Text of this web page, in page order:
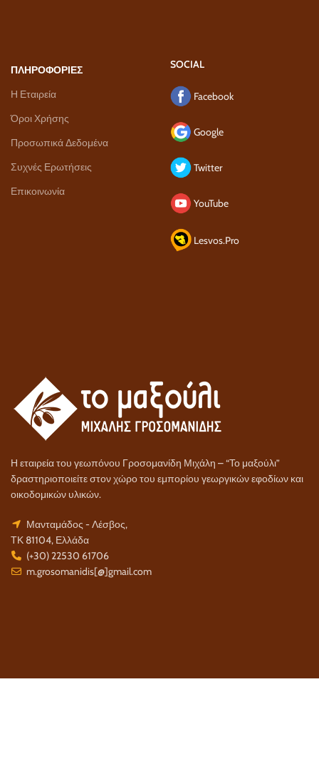
ΠΛΗΡΟΦΟΡΙΕΣ
Η Εταιρεία
Όροι Χρήσης
Προσωπικά Δεδομένα
Συχνές Ερωτήσεις
Επικοινωνία
SOCIAL
Facebook
Google
Twitter
YouTube
Lesvos.Pro
Η εταιρεία του γεωπόνου Γροσομανίδη Μιχάλη – “Το μαξούλι”
δραστηριοποιείτε στον χώρο του εμπορίου γεωργικών εφοδίων και
οικοδομικών υλικών.
Μανταμάδος - Λέσβος,
ΤΚ 81104, Ελλάδα
(+30) 22530 61706
m.grosomanidis[@]gmail.com